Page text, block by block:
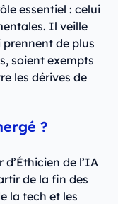
essentiel : celui
Il veille
de plus
soient exempts
les dérives de
?
de l’IA
de la fin des
la tech et les